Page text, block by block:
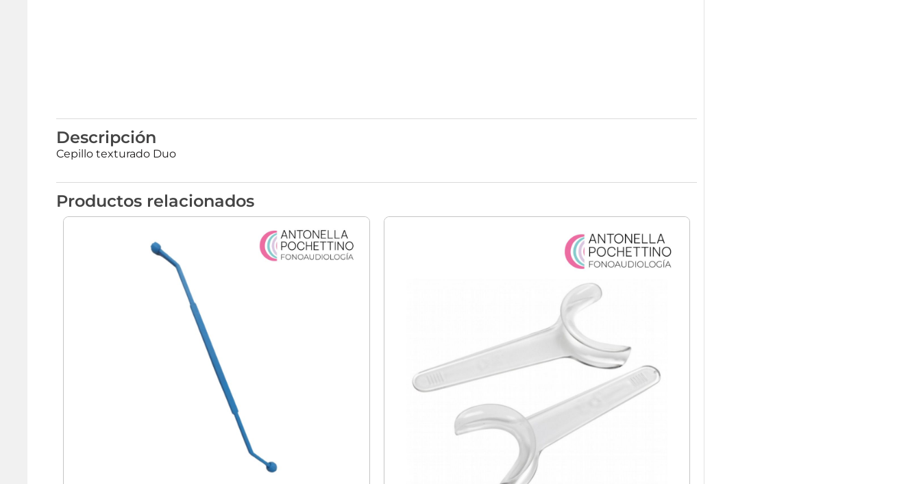
Descripción
Cepillo texturado Duo
Productos relacionados